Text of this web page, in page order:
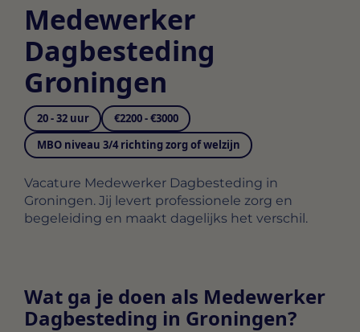
Medewerker
Dagbesteding
Groningen
20 - 32 uur
€2200 - €3000
MBO niveau 3/4 richting zorg of welzijn
Vacature Medewerker Dagbesteding in
Groningen. Jij levert professionele zorg en
begeleiding en maakt dagelijks het verschil.
Wat ga je doen als Medewerker
Dagbesteding in Groningen?